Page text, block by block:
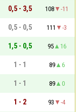
0,5 - 3,5 108
-11
0,5 - 0,5 111
-3
1,5 - 0,5 95
16
1 - 1 89
6
1 - 1 89
0
1 - 2 93
-4